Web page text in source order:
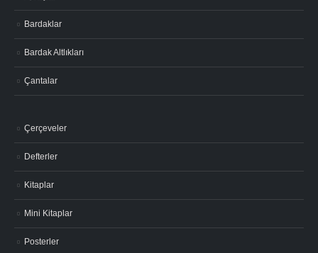
Bardaklar
Bardak Altlıkları
Çantalar
Çerçeveler
Defterler
Kitaplar
Mini Kitaplar
Posterler